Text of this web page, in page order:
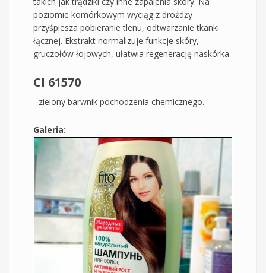
poziomie komórkowym wyciąg z drożdży
przyśpiesza pobieranie tlenu, odtwarzanie tkanki
łącznej. Ekstrakt normalizuje funkcje skóry,
gruczołów łojowych, ułatwia regenerację naskórka.
CI 61570
- zielony barwnik pochodzenia chemicznego.
Galeria: